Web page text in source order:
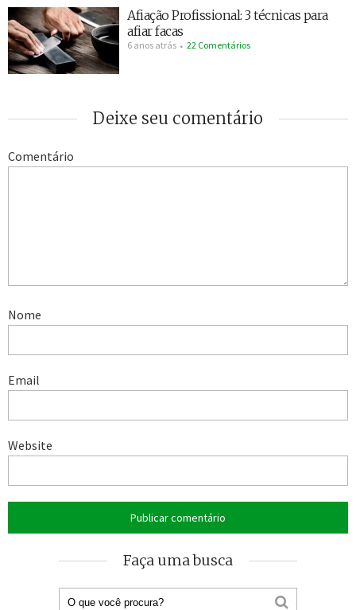
Afiação Profissional: 3 técnicas para
afiar facas
6 anos atrás 22 Comentários
Deixe seu comentário
Comentário
Nome
Email
Website
Faça uma busca